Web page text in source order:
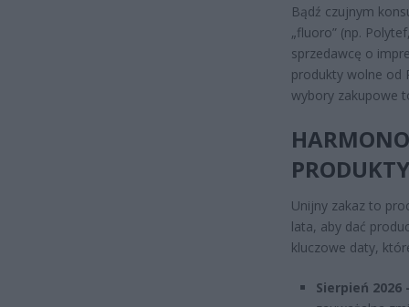
Bądź czujnym
„fluoro” (np.
sprzedawcę o
produkty wolne od
wybory zakupowe
Unijny zakaz to
lata, aby dać
kluczowe daty,
Sierpień